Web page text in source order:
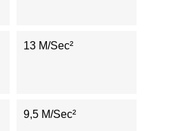
13 M/sec²
9,5 M/sec²